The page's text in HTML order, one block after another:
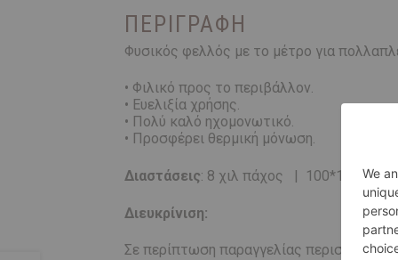
ΠΕΡΙΓΡΑΦΉ
Φυσικός φελλός με το μέτρο για
• Φιλικό προς το περιβάλλον.
• Ευελιξία χρήσης.
• Πολύ καλό ηχομονωτικό.
• Προσφέρει θερμική μόνωση.
Διαστάσεις: 8 χιλ πάχος | 100*100 εκ =
Διευκρίνιση:
Σε περίπτωση παραγγελίας